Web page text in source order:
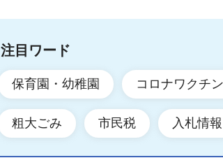
注目ワード
保育園・幼稚園 コロナワクチン
粗大ごみ 市民税 入札情報